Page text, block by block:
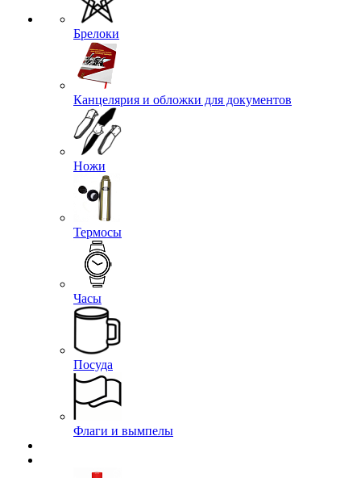
Брелоки
Канцелярия и обложки для документов
Ножи
Термосы
Часы
Посуда
Флаги и вымпелы